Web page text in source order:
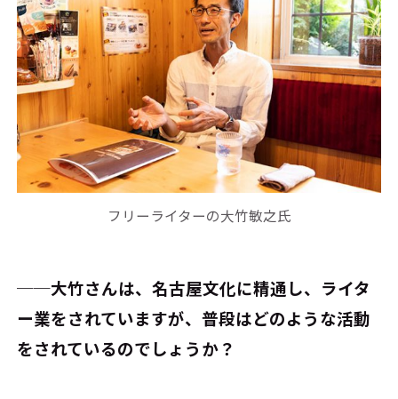
フリーライターの大竹敏之氏
──大竹さんは、名古屋文化に精通し、ライタ
ー業をされていますが、普段はどのような活動
をされているのでしょうか？